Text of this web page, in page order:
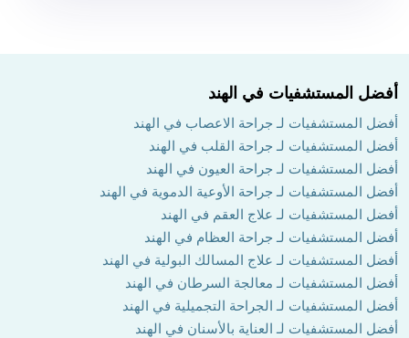
أفضل المستشفيات في الهند
أفضل المستشفيات لـ جراحة الاعصاب في الهند
أفضل المستشفيات لـ جراحة القلب في الهند
أفضل المستشفيات لـ جراحة العيون في الهند
أفضل المستشفيات لـ جراحة الأوعية الدموية في الهند
أفضل المستشفيات لـ علاج العقم في الهند
أفضل المستشفيات لـ جراحة العظام في الهند
أفضل المستشفيات لـ علاج المسالك البولية في الهند
أفضل المستشفيات لـ معالجة السرطان في الهند
أفضل المستشفيات لـ الجراحة التجميلية في الهند
أفضل المستشفيات لـ العناية بالأسنان في الهند